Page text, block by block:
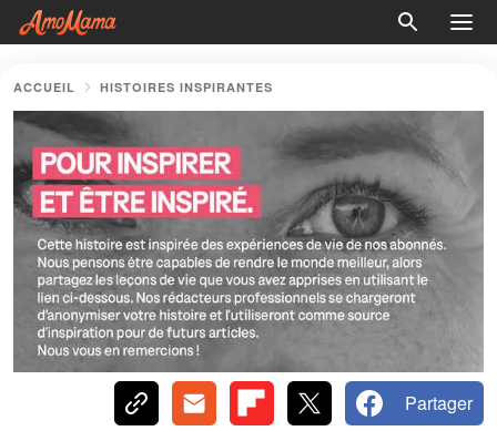
ACCUEIL HISTOIRES INSPIRANTES
Partager